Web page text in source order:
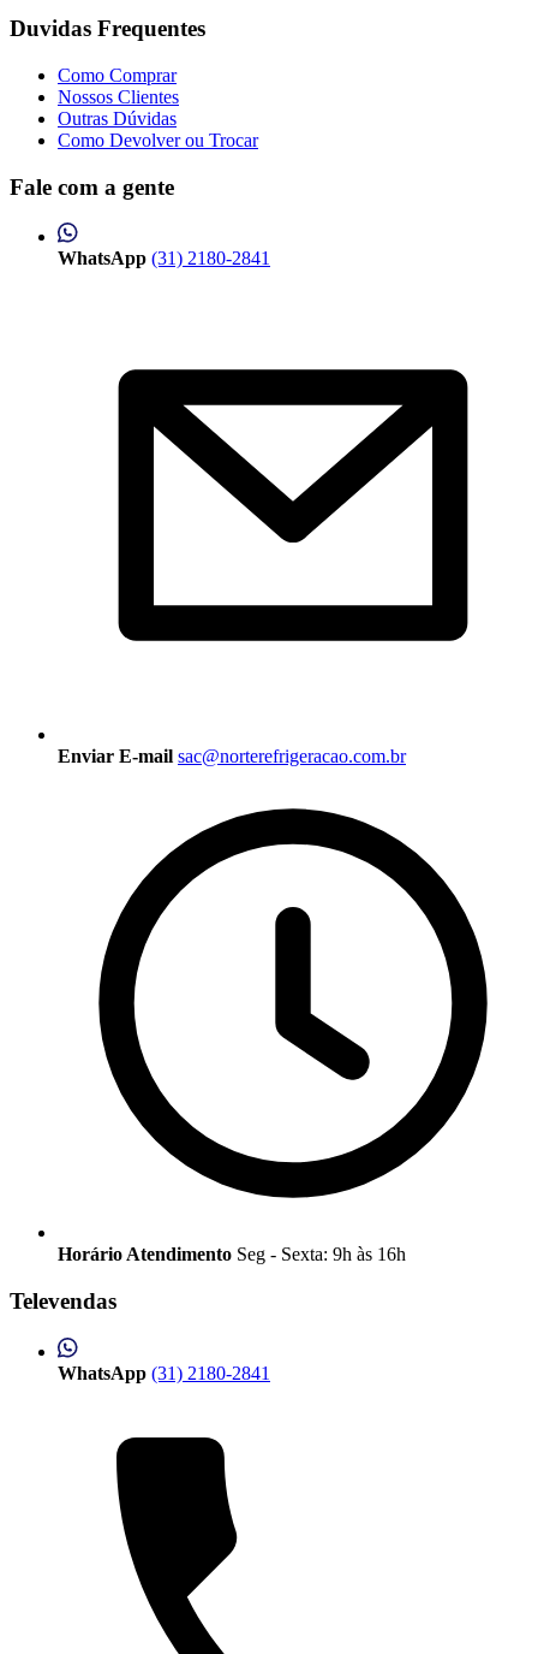
Duvidas Frequentes
Como Comprar
Nossos Clientes
Outras Dúvidas
Como Devolver ou Trocar
Fale com a gente
WhatsApp (31) 2180-2841
Enviar E-mail sac@norterefrigeracao.com.br
Horário Atendimento Seg - Sexta: 9h às 16h
Televendas
WhatsApp (31) 2180-2841